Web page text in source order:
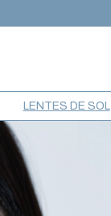
LENTES DE SOL